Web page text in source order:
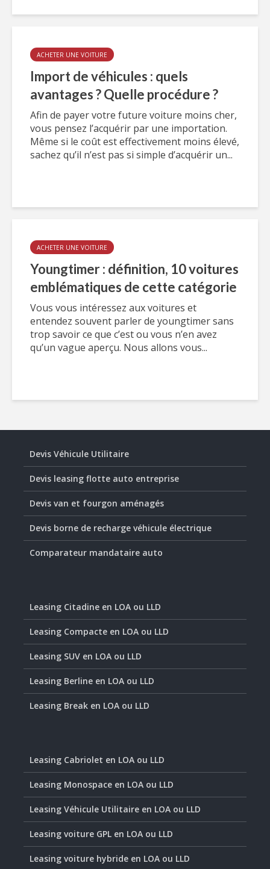
ACHETER UNE VOITURE
Import de véhicules : quels
avantages ? Quelle procédure ?
Afin de payer votre future voiture moins cher,
vous pensez l’acquérir par une importation.
Même si le coût est effectivement moins élevé,
sachez qu’il n’est pas si simple d’acquérir un...
ACHETER UNE VOITURE
Youngtimer : définition, 10 voitures
emblématiques de cette catégorie
Vous vous intéressez aux voitures et
entendez souvent parler de youngtimer sans
trop savoir ce que c’est ou vous n’en avez
qu’un vague aperçu. Nous allons vous...
Devis Véhicule Utilitaire
Devis leasing flotte auto entreprise
Devis van et fourgon aménagés
Devis borne de recharge véhicule électrique
Comparateur mandataire auto
Leasing Citadine en LOA ou LLD
Leasing Compacte en LOA ou LLD
Leasing SUV en LOA ou LLD
Leasing Berline en LOA ou LLD
Leasing Break en LOA ou LLD
Leasing Cabriolet en LOA ou LLD
Leasing Monospace en LOA ou LLD
Leasing Véhicule Utilitaire en LOA ou LLD
Leasing voiture GPL en LOA ou LLD
Leasing voiture hybride en LOA ou LLD